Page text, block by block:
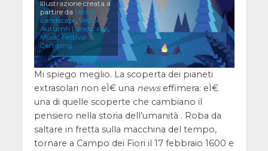
Illustrazione creata a
partire da Vector
Landscape, Vector
Autumn Landscape,
Music Festival
Camping
Mi spiego meglio. La scoperta dei pianeti
extrasolari non eÌ€ una newseffimera: eÌ€
una di quelle scoperte che cambiano il
pensiero nella storia dell’umanità . Roba da
saltare in fretta sulla macchina del tempo,
tornare a Campo dei Fiori il 17 febbraio 1600 e